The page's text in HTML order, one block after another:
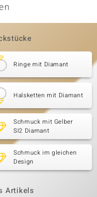
Ringe mit Diamant
Halsketten mit Diamant
Schmuck mit Gelber
SI2 Diamant
Schmuck im gleichen
Design
Artikels